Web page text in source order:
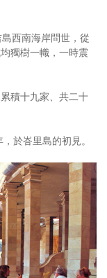
西南海岸問世，從
獨樹一幟，一時震
積十九家、共二十
於峇里島的初見。